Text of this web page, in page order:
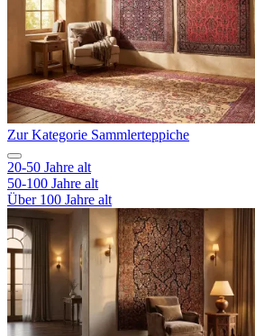
Zur Kategorie Sammlerteppiche
20-50 Jahre alt
50-100 Jahre alt
Über 100 Jahre alt